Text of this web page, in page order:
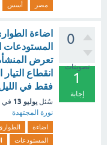
مصر
أسس
0
تصويتات
1
إجابة
اضاءة
فقط في
سُئل يوليو 13 في
نورة المجتهدة
اضاءة
المستودعات